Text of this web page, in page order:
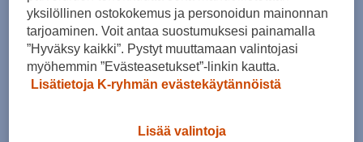
46
Kokotaulukko
yksilöllinen ostokokemus ja personoidun mainonnan
tarjoaminen. Voit antaa suostumuksesi painamalla
”Hyväksy kaikki”. Pystyt muuttamaan valintojasi
myöhemmin ”Evästeasetukset”-linkin kautta.
Lisätietoja K-ryhmän evästekäytännöistä
Lisää valintoja